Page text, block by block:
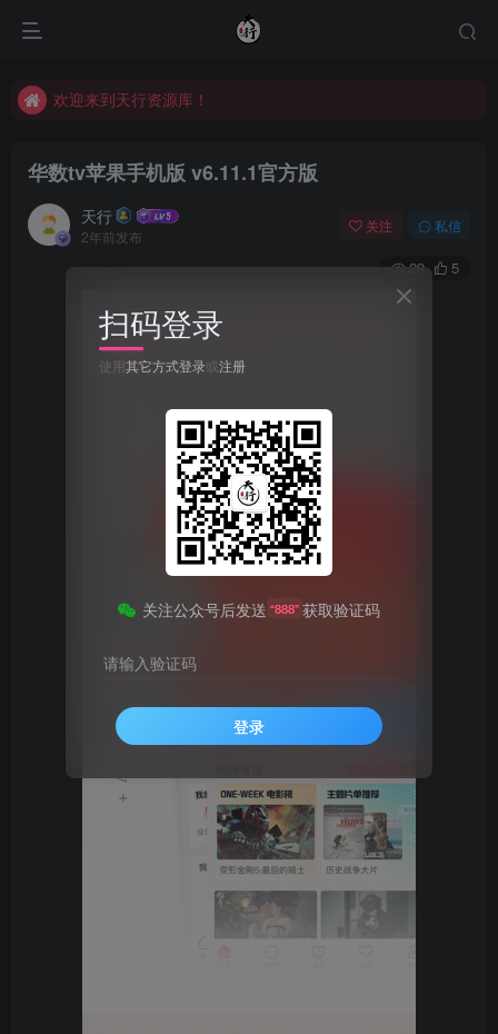
欢迎来到天行资源库！
华数tv苹果手机版 v6.11.1官方版
天行
2年前发布
关注 私信
29 5
扫码登录
使用其它方式登录或注册
关注公众号后发送 “888” 获取验证码
请输入验证码
登录